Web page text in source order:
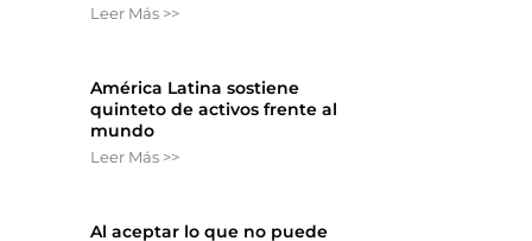
Leer Más >>
América Latina sostiene
quinteto de activos frente al
mundo
Leer Más >>
Al aceptar lo que no puede